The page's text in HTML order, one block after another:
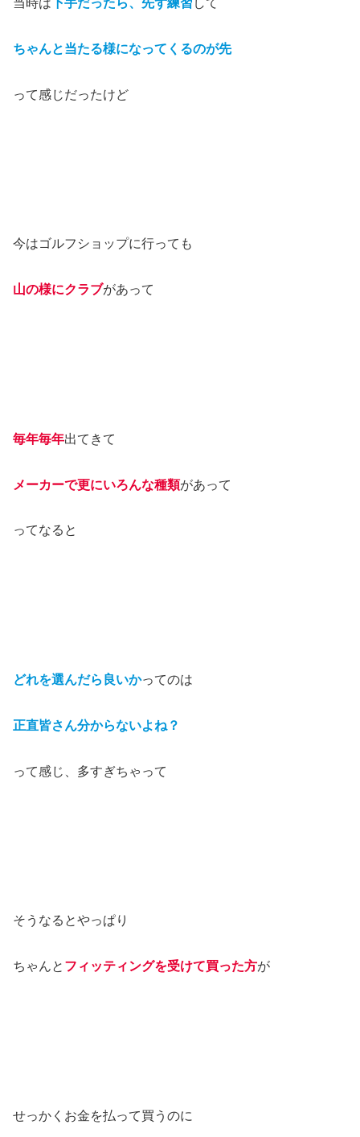
当時は 下手だったら、先ず練習 して
ちゃんと当たる様になってくるのが先
って感じだったけど
今はゴルフショップに行っても
山の様にクラブがあって
毎年毎年出てきて
メーカーで更にいろんな種類があって
ってなると
どれを選んだら良いかってのは
正直皆さん分からないよね？
って感じ、多すぎちゃって
そうなるとやっぱり
ちゃんと フィッティングを受けて買った方が
せっかくお金を払って買うのに